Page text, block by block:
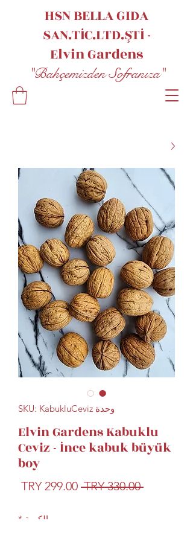
HSN BELLA GIDA
SAN.TİC.LTD.ŞTİ -
ElvinGardens
"Bahçemizden Sofranıza"
وحدة SKU: KabukluCeviz
Elvin Gardens Kabuklu
Ceviz - İnce kabuk büyük
boy
‏330.00 TRY
سعر
الكمية *